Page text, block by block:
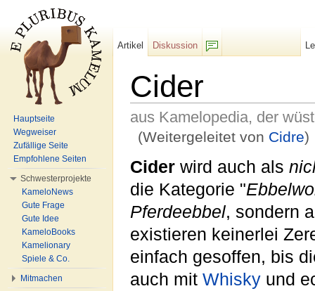
Cider
aus Kamelopedia, der
(Weitergeleitet von Cidre)
Cider wird auch als
die Kategorie "
Pferdeebbel, sondern
existieren keinerlei
einfach gesoffen, bis
auch mit Whisky und
Artikel
Diskussion
Hauptseite
Wegweiser
Zufällige Seite
Empfohlene Seiten
Schwesterprojekte
KameloNews
Gute Frage
Gute Idee
KameloBooks
Kamelionary
Spiele & Co.
Mitmachen